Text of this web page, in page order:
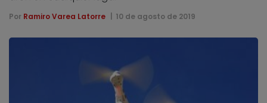
Por Ramiro Varea Latorre 10 de agosto de 2019